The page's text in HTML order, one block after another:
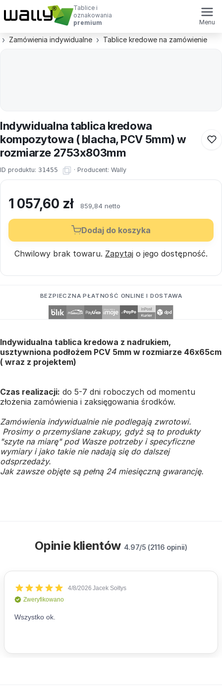
Tablice i
oznakowania
premium
Menu
Zamówienia indywidualne Tablice kredowe na zamówienie
Indywidualna tablica kredowa
kompozytowa ( blacha, PCV 5mm) w
rozmiarze 2753x803mm
ID produktu: 31455 · Producent: Wally
1 057,60 zł 859,84 netto
Dodaj do koszyka
Chwilowy brak towaru. Zapytaj o jego dostępność.
BEZPIECZNA PŁATNOŚĆ ONLINE I DOSTAWA
Indywidualna tablica kredowa z nadrukiem,
usztywniona podłożem PCV 5mm w rozmiarze 46x65cm
( wraz z projektem)
Czas realizacji: do 5-7 dni roboczych od momentu
złożenia zamówienia i zaksięgowania środków.
Zamówienia indywidualnie nie podlegają zwrotowi.
Prosimy o przemyślane zakupy, gdyż są to produkty
"szyte na miarę" pod Wasze potrzeby i specyficzne
wymiary i jako takie nie nadają się do dalszej
odsprzedaży.
Jak zawsze objęte są pełną 24 miesięczną gwarancję.
Opinie klientów 4.97/5 (2116 opinii)